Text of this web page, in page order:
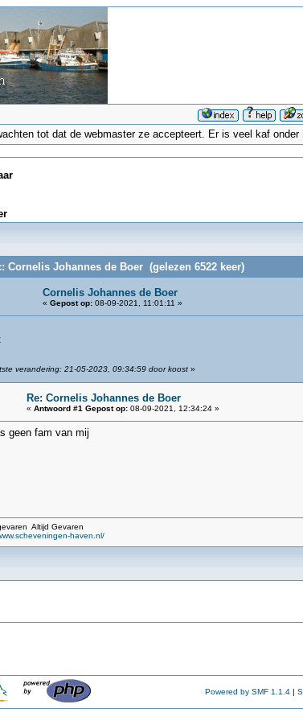
tot dat de webmaster ze accepteert. Er is veel kaf
Cornelis Johannes de Boer (gelezen 6522 keer)
Cornelis Johannes de Boer
« Gepost op:08-09-2021, 11:01:11 »
verandering: 21-05-2023, 09:34:59 door koost»
Re: Cornelis Johannes de Boer
« Antwoord #1 Gepost op:08-09-2021, 12:34:24 »
geen fam van mij
Altijd Gevaren
haven.nl/
Powered by SMF 1.1.4 |